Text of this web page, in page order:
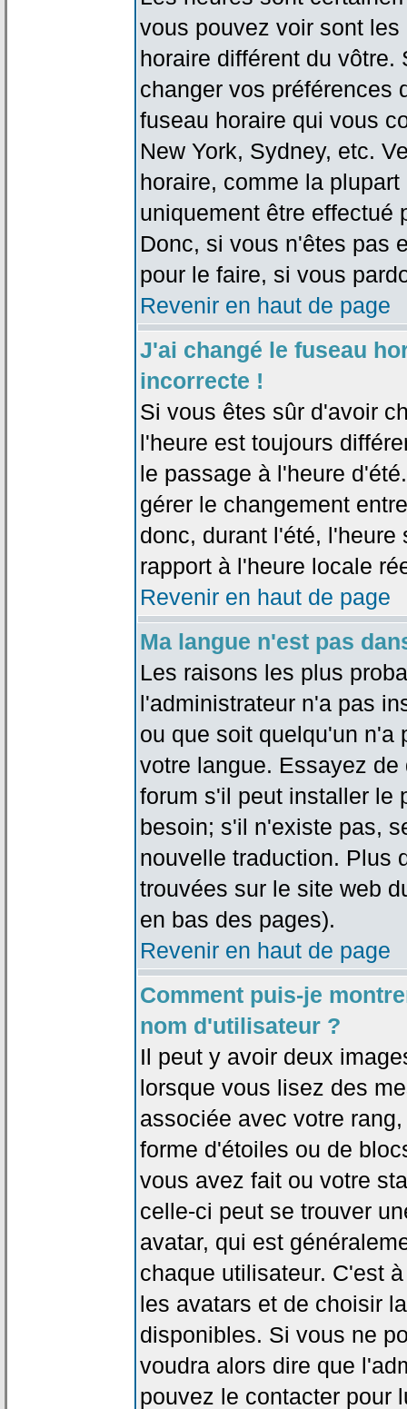
vous pouvez voir sont
horaire différent du
changer vos préférences
fuseau horaire qui vous
New York, Sydney, etc.
horaire, comme la
uniquement être effectué
Donc, si vous n'êtes pas
pour le faire, si vous
Revenir en haut de page
J'ai changé le fuseau
incorrecte !
Si vous êtes sûr d'avoir
l'heure est toujours
le passage à l'heure
gérer le changement
donc, durant l'été, l'heure
rapport à l'heure locale
Revenir en haut de page
Ma langue n'est pas
Les raisons les plus
l'administrateur n'a pas
ou que soit quelqu'un n'a
votre langue. Essayez
forum s'il peut installer le
besoin; s'il n'existe pas,
nouvelle traduction. Plus
trouvées sur le site web
en bas des pages).
Revenir en haut de page
Comment puis-je
nom d'utilisateur ?
Il peut y avoir deux
lorsque vous lisez des
associée avec votre
forme d'étoiles ou de
vous avez fait ou votre
celle-ci peut se trouver
avatar, qui est
chaque utilisateur. C'est
les avatars et de choisir
disponibles. Si vous ne
voudra alors dire que
pouvez le contacter pour